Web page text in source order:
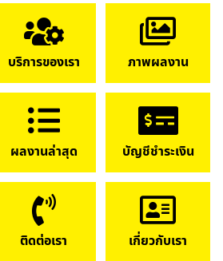
บริการของเรา ภาพผลงาน
ผลงานล่าสุด บัญชีชำระเงิน
ติดต่อเรา เกี่ยวกับเรา